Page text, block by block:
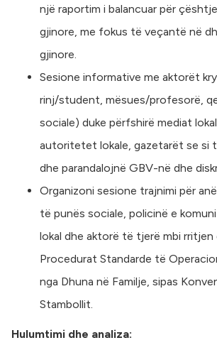
një raportim i balancuar për
gjinore, me fokus të veçantë në
gjinore.
Sesione informative me aktorët
rinj/student, mësues/profesorë,
sociale) duke përfshirë mediat
autoritetet lokale, gazetarët se si
dhe parandalojnë GBV-në dhe
Organizoni sesione trajnimi për
të punës sociale, policinë e
lokal dhe aktorë të tjerë mbi rritjen
Procedurat Standarde të
nga Dhuna në Familje, sipas
Stambollit.
Hulumtimi dhe analiza: